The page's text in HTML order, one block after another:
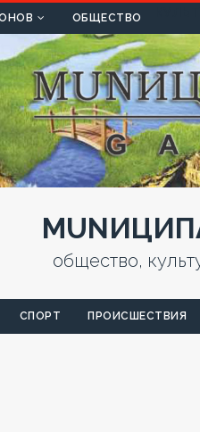
ОБЩЕСТВО
общество,
СПОРТ ПРОИСШЕСТВИЯ